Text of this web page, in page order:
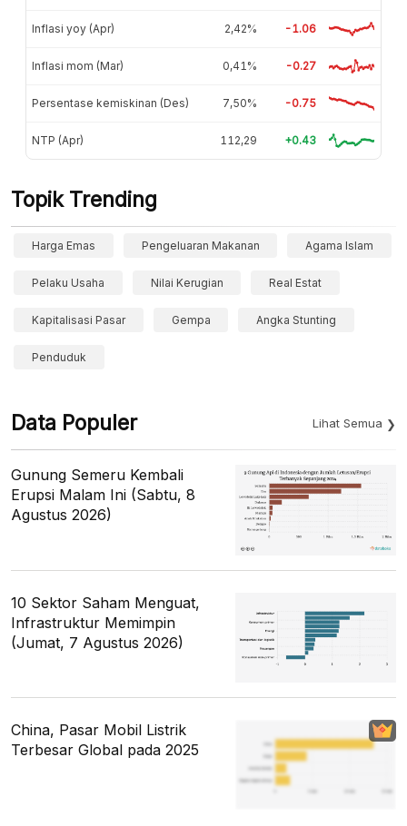
Inflasi yoy (Apr) 2,42% -1.06
Inflasi mom (Mar) 0,41% -0.27
Persentase kemiskinan (Des) 7,50% -0.75
NTP (Apr) 112,29 +0.43
Topik Trending
Harga Emas Pengeluaran Makanan Agama Islam
Pelaku Usaha Nilai Kerugian Real Estat
Kapitalisasi Pasar Gempa Angka Stunting
Penduduk
Data Populer Lihat Semua
Gunung Semeru Kembali
Erupsi Malam Ini (Sabtu, 8
Agustus 2026)
10 Sektor Saham Menguat,
Infrastruktur Memimpin
(Jumat, 7 Agustus 2026)
China, Pasar Mobil Listrik
Terbesar Global pada 2025